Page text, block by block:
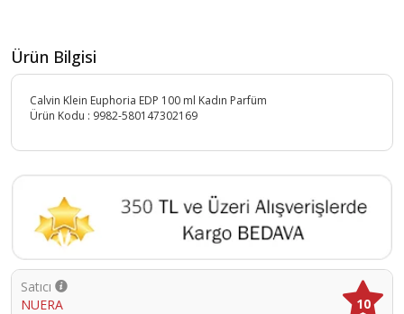
Ürün Bilgisi
Calvin Klein Euphoria EDP 100 ml Kadın Parfüm
Ürün Kodu : 9982-580147302169
Satıcı
NUERA
10